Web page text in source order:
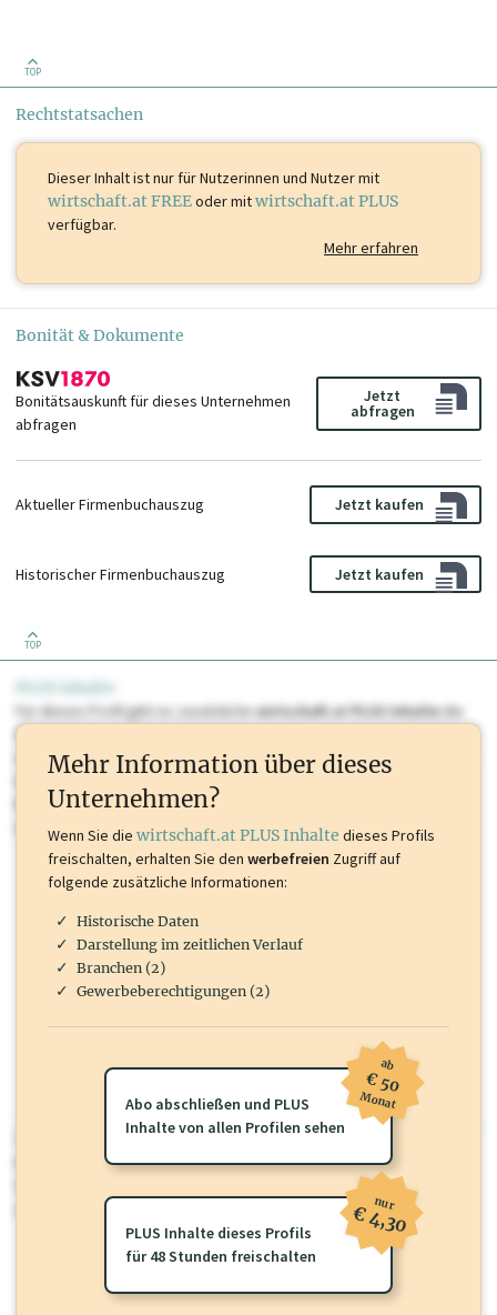
TOP
Rechtstatsachen
Dieser Inhalt istnur für Nutzerinnen und Nutzer mit
wirtschaft.at FREEoder mitwirtschaft.at PLUS
verfügbar.
Mehr erfahren
Bonität & Dokumente
Bonitätsauskunft für dieses Unternehmen
abfragen
Jetzt
abfragen
Aktueller Firmenbuchauszug Jetzt kaufen
Historischer Firmenbuchauszug Jetzt kaufen
TOP
Für dieses Profil gibt es zusätzlichewirtschaft.at PLUS Inhaltedie
Sie momentan nicht einsehen können. Schalten Sie dieses Profil frei
oder loggen Sie sich ein um diese Inhalte zu sehen. wirtschaft.at PLUS
Marken, Patente, Rechtstatsachen, OTS-Aussendungen, und viele
mehr.
wirtschaft.at PLUS
Für dieses Profil gibt es zusätzlichewirtschaft.at PLUS Inhalte
Sie momentan nicht einsehen können. Schalten Sie dieses Profil frei
oder loggen Sie sich ein um diese Inhalte zu sehen.
Mehr Information über dieses
Unternehmen?
Wenn Sie die wirtschaft.at PLUS Inhalte dieses Profils
freischalten, erhalten Sie den werbefreien Zugriff auf
folgende zusätzliche Informationen:
Historische Daten
Darstellung im zeitlichen Verlauf
Branchen (2)
Gewerbeberechtigungen (2)
Abo abschließen und PLUS
Inhalte von allen Profilen sehen
ab
€ 50
Monat
PLUS Inhalte dieses Profils
für 48 Stunden freischalten
nur
€ 4,30